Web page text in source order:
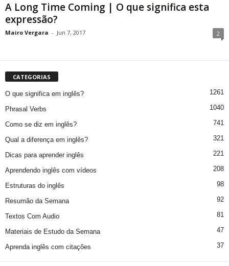
A Long Time Coming | O que significa esta
expressão?
Mairo Vergara - Jun 7, 2017 2
CATEGORIAS
O que significa em inglês? 1261
Phrasal Verbs 1040
Como se diz em inglês? 741
Qual a diferença em inglês? 321
Dicas para aprender inglês 221
Aprendendo inglês com vídeos 208
Estruturas do inglês 98
Resumão da Semana 92
Textos Com Audio 81
Materiais de Estudo da Semana 47
Aprenda inglês com citações 37